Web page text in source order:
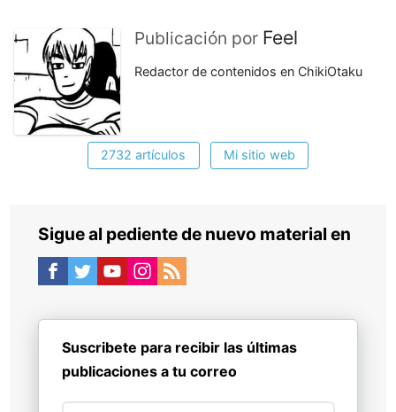
Publicación por Feel
Redactor de contenidos en ChikiOtaku
2732 artículos Mi sitio web
Sigue al pediente de nuevo material en
Suscribete para recibir las últimas
publicaciones a tu correo